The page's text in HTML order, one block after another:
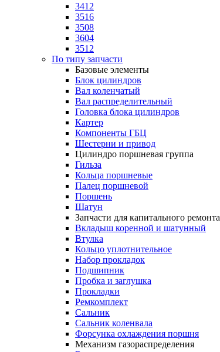
3412
3516
3508
3604
3512
По типу запчасти
Базовые элементы
Блок цилиндров
Вал коленчатый
Вал распределительный
Головка блока цилиндров
Картер
Компоненты ГБЦ
Шестерни и привод
Цилиндро поршневая группа
Гильза
Кольца поршневые
Палец поршневой
Поршень
Шатун
Запчасти для капитального ремонта
Вкладыш коренной и шатунный
Втулка
Кольцо уплотнительное
Набор прокладок
Подшипник
Пробка и заглушка
Прокладки
Ремкомплект
Сальник
Сальник коленвала
Форсунка охлаждения поршня
Механизм газораспределения